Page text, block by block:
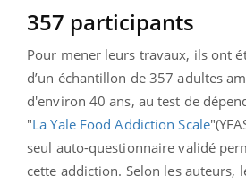
357 participants
Pour mener leurs travaux, ils ont
d’un échantillon de 357 adultes
d'environ 40 ans, au test de
"La Yale Food Addiction Scale
seul auto-questionnaire validé
cette addiction. Selon les auteurs,